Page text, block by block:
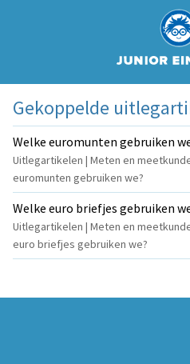
Gekoppelde
Welke euromunten gebruiken
Uitlegartikelen | Meten en
euromunten gebruiken we?
Welke euro briefjes gebruiken
Uitlegartikelen | Meten en
euro briefjes gebruiken we?